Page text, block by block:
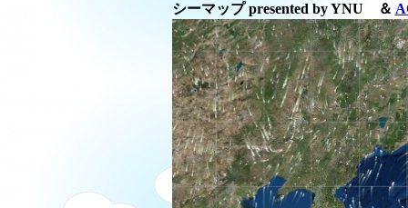
シーマップ presented by YNU ＆